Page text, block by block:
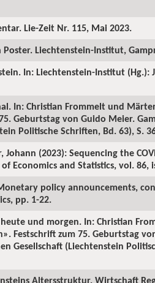
Lie-Zeit Nr. 115, Mai 2023.
Poster. Liechtenstein-Institut,
In: Liechtenstein-Institut (Hg.):
In: Christian Frommelt und
Geburtstag von Guido Meier.
Politische Schriften, Bd. 63), S.
(2023): Sequencing the
and Statistics, vol. 86,
policy announcements,
pp. 1-22.
und morgen. In: Christian
Festschrift zum 75. Geburtstag
Gesellschaft (Liechtenstein
Altersstruktur. Wirtschaft